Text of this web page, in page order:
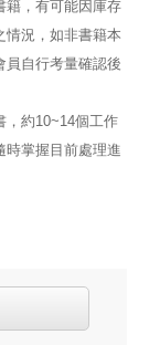
籍，有可能因庫存
情況，如非書籍本
員自行考量確認後
，約10~14個工作
時掌握目前處理進